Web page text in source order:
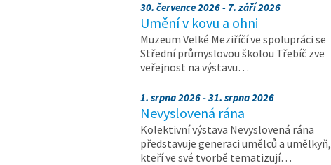
30. července 2026 - 7. září 2026
Umění v kovu a ohni
Muzeum Velké Meziříčí ve spolupráci se
Střední průmyslovou školou Třebíč zve
veřejnost na výstavu…
1. srpna 2026 - 31. srpna 2026
Nevyslovená rána
Kolektivní výstava Nevyslovená rána
představuje generaci umělců a umělkyň,
kteří ve své tvorbě tematizují…